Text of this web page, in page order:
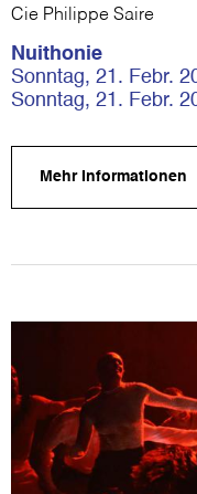
Cie Philippe Saire
Nuithonie
Sonntag, 21. Febr.
Sonntag, 21. Febr.
Mehr Informationen